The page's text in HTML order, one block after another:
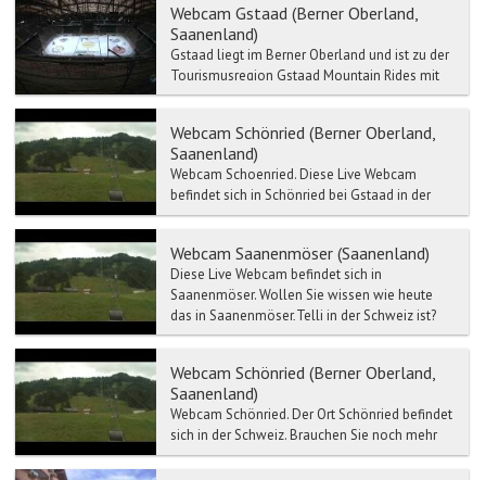
Webcam Gstaad (Berner Oberland,
Saanenland)
Gstaad liegt im Berner Oberland und ist zu der
Tourismusregion Gstaad Mountain Rides mit
Zweisimmen, Saanen, Schönried etc.
Webcam Schönried (Berner Oberland,
Saanenland)
Webcam Schoenried. Diese Live Webcam
befindet sich in Schönried bei Gstaad in der
Schweiz. Schönried liegt im Saanenland bei
Webcam Saanenmöser (Saanenland)
Diese Live Webcam befindet sich in
Saanenmöser. Wollen Sie wissen wie heute
das in Saanenmöser,Telli in der Schweiz ist?
Sehen Sie si...
Webcam Schönried (Berner Oberland,
Saanenland)
Webcam Schönried. Der Ort Schönried befindet
sich in der Schweiz. Brauchen Sie noch mehr
Argument für einen Ausflug nach Schönried?